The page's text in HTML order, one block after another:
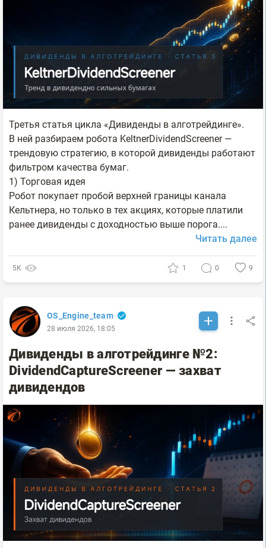
Третья статья цикла «Дивиденды в алготрейдинге».
В ней разбираем робота KeltnerDividendScreener —
трендовую стратегию, в которой дивиденды работают
фильтром качества бумаг.
1) Торговая идея
Робот покупает пробой верхней границы канала
Кельтнера, но только в тех акциях, которые платили
ранее дивиденды с доходностью выше порога....
Читать далее
5К 1 0 9
OS_Engine_team
28 июля 2026, 18:05
Дивиденды в алготрейдинге №2:
DividendCaptureScreener — захват
дивидендов